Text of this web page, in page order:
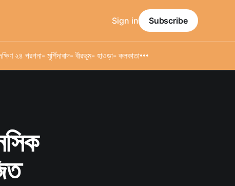
২৪ পরগনা- মুর্শিদাবাদ- বীরভূম- হাওড়া- কলকাতা
Sign in Subscribe